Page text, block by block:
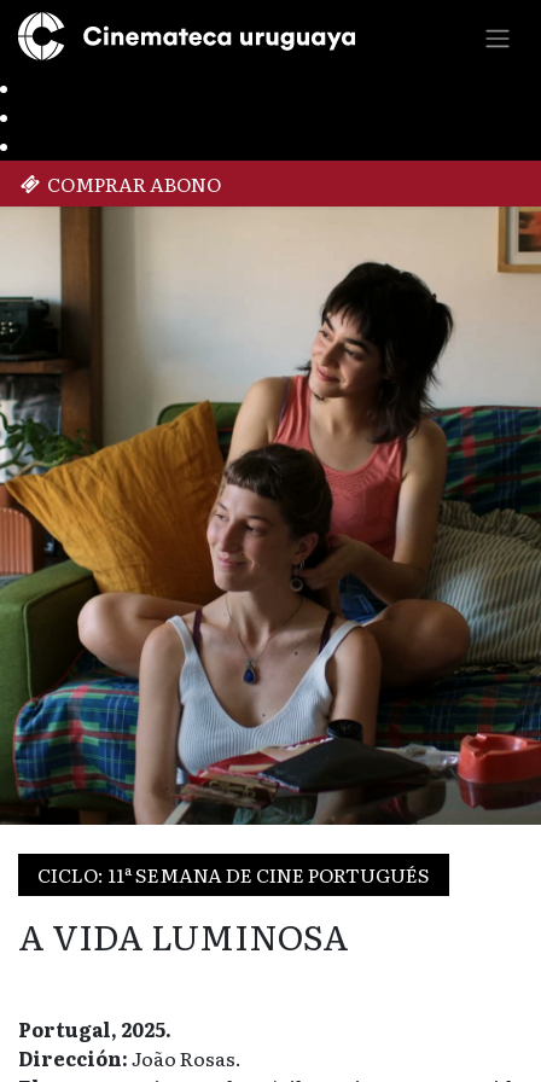
COMPRAR ABONO
CICLO: 11ª SEMANA DE CINE PORTUGUÉS
A VIDA LUMINOSA
Portugal, 2025.
Dirección:João Rosas.